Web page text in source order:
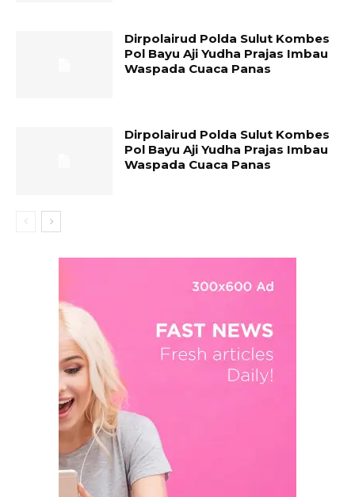
Dirpolairud Polda Sulut Kombes
Pol Bayu Aji Yudha Prajas Imbau
Waspada Cuaca Panas
Dirpolairud Polda Sulut Kombes
Pol Bayu Aji Yudha Prajas Imbau
Waspada Cuaca Panas